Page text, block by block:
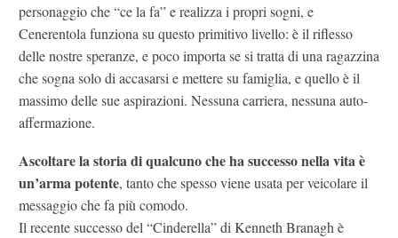
personaggio che “ce la fa” e realizza i propri sogni, e
Cenerentola funziona su questo primitivo livello: è il riflesso
delle nostre speranze, e poco importa se si tratta di una ragazzina
che sogna solo di accasarsi e mettere su famiglia, e quello è il
massimo delle sue aspirazioni. Nessuna carriera, nessuna auto-
affermazione.
Ascoltare la storia di qualcuno che ha successo nella vita è
un’arma potente, tanto che spesso viene usata per veicolare il
messaggio che fa più comodo.
Il recente successo del “Cinderella” di Kenneth Branagh è